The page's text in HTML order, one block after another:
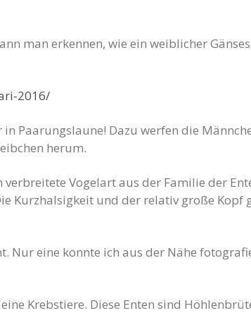
man erkennen, wie ein weiblicher
2016/
Paarungslaune! Dazu werfen die
herum.
Vogelart aus der Familie der
Kurzhalsigkeit und der relativ große Kopf
Nur eine konnte ich aus der Nähe
Krebstiere. Diese Enten sind